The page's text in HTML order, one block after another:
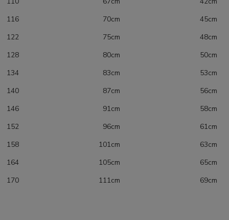
116 70cm 45cm
122 75cm 48cm
128 80cm 50cm
134 83cm 53cm
140 87cm 56cm
146 91cm 58cm
152 96cm 61cm
158 101cm 63cm
164 105cm 65cm
170 111cm 69cm